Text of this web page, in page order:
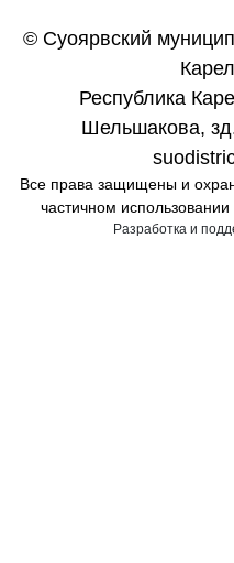
© Суоярвский
Республика
Шельшакова,
Все права защищены и
частичном
Разработка и